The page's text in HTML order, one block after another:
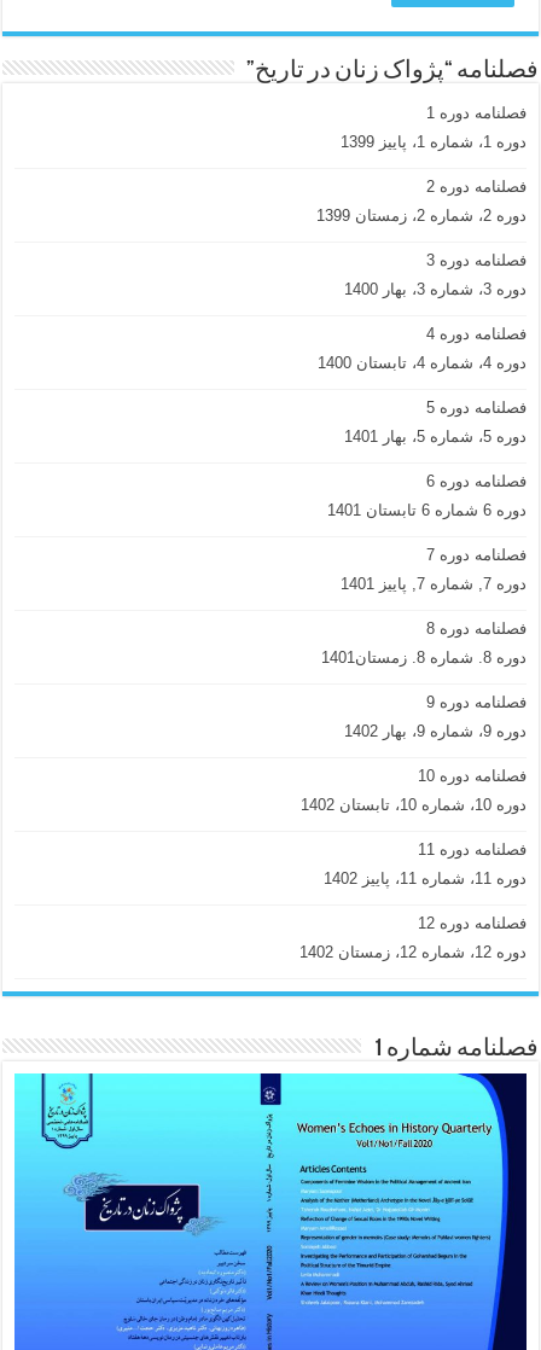
فصلنامه “پژواک زنان در تاریخ”
فصلنامه دوره 1
دوره 1، شماره 1، پاییز 1399
فصلنامه دوره 2
دوره 2، شماره 2، زمستان 1399
فصلنامه دوره 3
دوره 3، شماره 3، بهار 1400
فصلنامه دوره 4
دوره 4، شماره 4، تابستان 1400
فصلنامه دوره 5
دوره 5، شماره 5، بهار 1401
فصلنامه دوره 6
دوره 6 شماره 6 تابستان 1401
فصلنامه دوره 7
دوره 7, شماره 7, پاییز 1401
فصلنامه دوره 8
دوره 8. شماره 8. زمستان1401
فصلنامه دوره 9
دوره 9، شماره 9، بهار 1402
فصلنامه دوره 10
دوره 10، شماره 10، تابستان 1402
فصلنامه دوره 11
دوره 11، شماره 11، پاییز 1402
فصلنامه دوره 12
دوره 12، شماره 12، زمستان 1402
فصلنامه شماره 1